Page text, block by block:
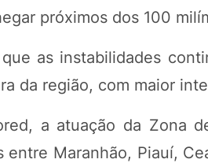
próximos dos 100
as instabilidades
da região, com maior
a atuação da Zona
entre Maranhão, Piauí,